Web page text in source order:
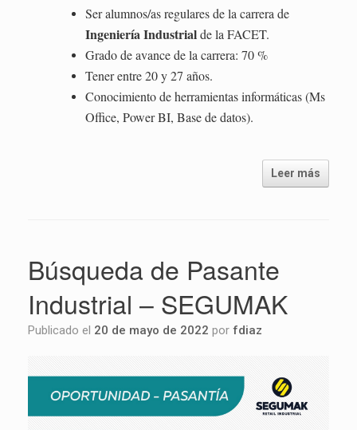
Ser alumnos/asregularesde la carrera de
Ingeniería Industrialde la FACET.
Grado de avance de la carrera: 70 %
Tener entre 20 y 27 años.
Conocimiento de herramientas informáticas (Ms
Office, Power BI, Base de datos).
Leer más
Búsqueda de Pasante
Industrial – SEGUMAK
Publicado el 20 de mayo de 2022 por fdiaz